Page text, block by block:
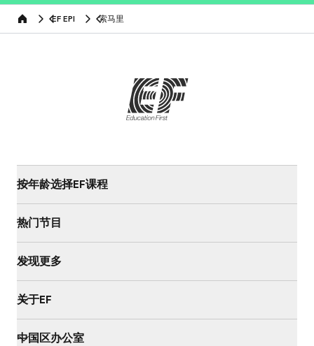
Home EF EPI 索马里
按年龄选择EF课程
热门节目
发现更多
关于EF
中国区办公室